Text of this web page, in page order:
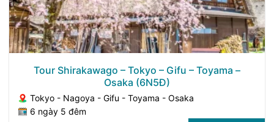
Tour Shirakawago – Tokyo – Gifu – Toyama –
Osaka (6N5Đ)
Tokyo - Nagoya - Gifu - Toyama - Osaka
6 ngày 5 đêm